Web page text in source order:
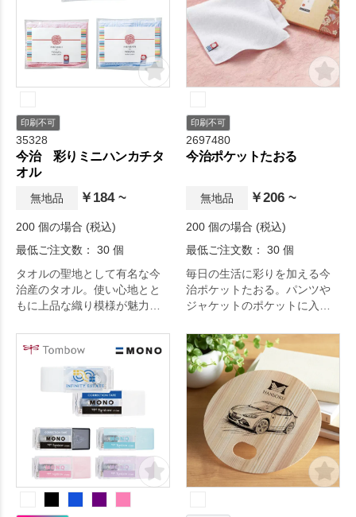
印刷不可
35328
今治 彩りミニハンカチタ
オル
無地品 ￥184 ~
200 個の場合 (税込)
最低ご注文数： 30 個
タオルの聖地として有名な今
治産のタオル。使い心地とと
もに上品な織り模様が魅力で
印刷不可
2697480
今治ポケットたおる
無地品 ￥206 ~
200 個の場合 (税込)
最低ご注文数： 30 個
毎日の生活に彩りを加える今
治ポケットたおる。パンツや
ジャケットのポケットに入れ
ル。裏面パイル仕上げの綿
100%の今治タオルです。この
形は半分に折ってパンツやジ
ャケットのポケットに入れて
もかさばりません。通常のハ
ンカチタオルよりも小さくな
りますが、今治タオルの高い
給水力。日々の生活をちょっ
ぴり豊かにするアイテムで